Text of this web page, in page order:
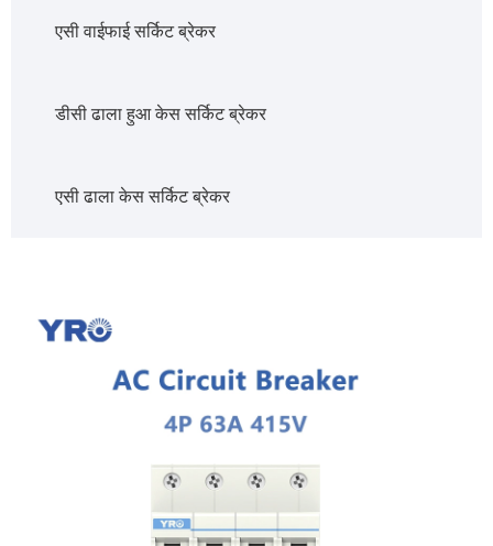
एसी वाईफाई सर्किट ब्रेकर
डीसी ढाला हुआ केस सर्किट ब्रेकर
एसी ढाला केस सर्किट ब्रेकर